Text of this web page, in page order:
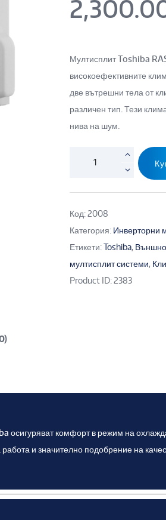
Мултисплит Toshiba
високоефективните
две вътрешни тела от
различен тип. Тези
нива на шум.
Код:2008
Категория: Инверторни
Етикети:Toshiba, Външно
мултисплит системи,
Product ID:2383
осигуряват комфорт в режим на
и значително подобрение на